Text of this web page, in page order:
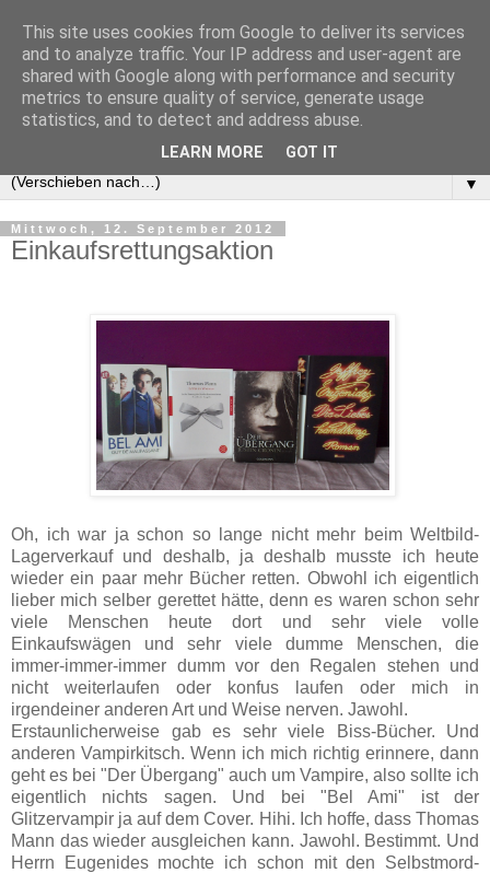
▼
Mittwoch, 12. September 2012
Einkaufsrettungsaktion
Oh, ich war ja schon so lange nicht mehr beim Weltbild-
Lagerverkauf und deshalb, ja deshalb musste ich heute
wieder ein paar mehr Bücher retten. Obwohl ich eigentlich
lieber mich selber gerettet hätte, denn es waren schon sehr
viele Menschen heute dort und sehr viele volle
Einkaufswägen und sehr viele dumme Menschen, die
immer-immer-immer dumm vor den Regalen stehen und
nicht weiterlaufen oder konfus laufen oder mich in
irgendeiner anderen Art und Weise nerven. Jawohl.
Erstaunlicherweise gab es sehr viele Biss-Bücher. Und
anderen Vampirkitsch. Wenn ich mich richtig erinnere, dann
geht es bei "Der Übergang" auch um Vampire, also sollte ich
eigentlich nichts sagen. Und bei "Bel Ami" ist der
Glitzervampir ja auf dem Cover. Hihi. Ich hoffe, dass Thomas
Mann das wieder ausgleichen kann. Jawohl. Bestimmt. Und
Herrn Eugenides mochte ich schon mit den Selbstmord-
This site uses cookies from Google to deliver its services
and to analyze traffic. Your IP address and user-agent are
shared with Google along with performance and security
metrics to ensure quality of service, generate usage
statistics, and to detect and address abuse.
LEARN MORE GOT IT